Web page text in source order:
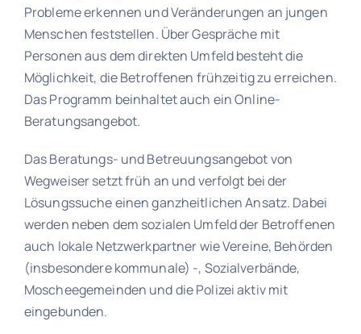
Probleme erkennen und Veränderungen an jungen
Menschen feststellen. Über Gespräche mit
Personen aus dem direkten Umfeld besteht die
Möglichkeit, die Betroffenen frühzeitig zu erreichen.
Das Programm beinhaltet auch ein Online-
Beratungsangebot.
Das Beratungs- und Betreuungsangebot von
Wegweiser setzt früh an und verfolgt bei der
Lösungssuche einen ganzheitlichen Ansatz. Dabei
werden neben dem sozialen Umfeld der Betroffenen
auch lokale Netzwerkpartner wie Vereine, Behörden
(insbesondere kommunale) -, Sozialverbände,
Moscheegemeinden und die Polizei aktiv mit
eingebunden.